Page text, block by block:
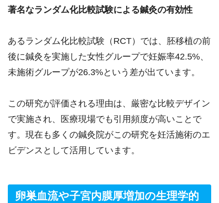
著名なランダム化比較試験による鍼灸の有効性
あるランダム化比較試験（RCT）では、胚移植の前
後に鍼灸を実施した女性グループで妊娠率42.5%、
未施術グループが26.3%という差が出ています。
この研究が評価される理由は、厳密な比較デザイン
で実施され、医療現場でも引用頻度が高いことで
す。現在も多くの鍼灸院がこの研究を妊活施術のエ
ビデンスとして活用しています。
卵巣血流や子宮内膜厚増加の生理学的